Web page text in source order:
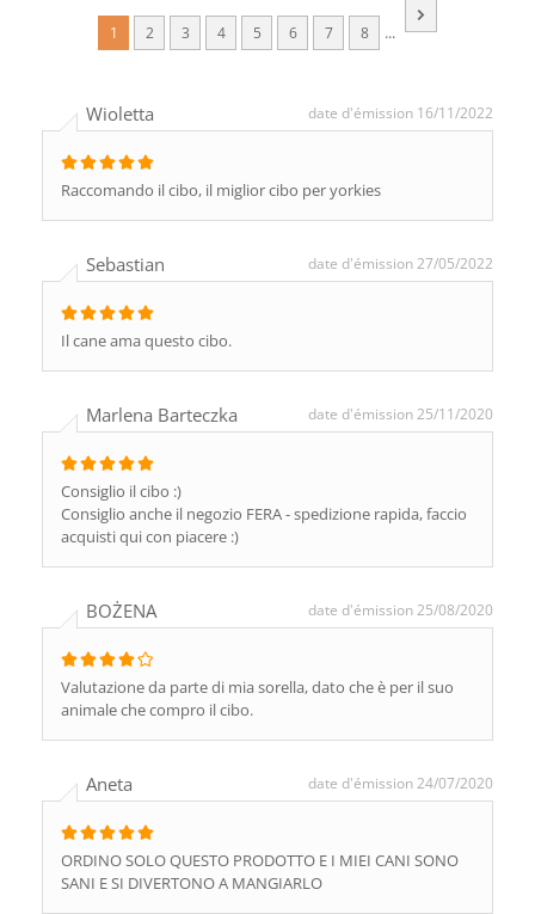
1 2 3 4 5 6 7 8 ...
Wioletta date d'émission 16/11/2022
Raccomando il cibo, il miglior cibo per yorkies
Sebastian date d'émission 27/05/2022
Il cane ama questo cibo.
Marlena Barteczka date d'émission 25/11/2020
Consiglio il cibo :)
Consiglio anche il negozio FERA - spedizione rapida, faccio
acquisti qui con piacere :)
BOŻENA date d'émission 25/08/2020
Valutazione da parte di mia sorella, dato che è per il suo
animale che compro il cibo.
Aneta date d'émission 24/07/2020
ORDINO SOLO QUESTO PRODOTTO E I MIEI CANI SONO
SANI E SI DIVERTONO A MANGIARLO